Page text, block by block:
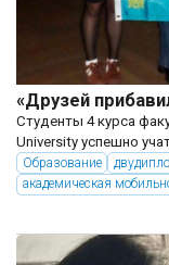
«Друзей
Студенты 4 курса
University успешно
Университетом
двудипломную
Образование
академическая